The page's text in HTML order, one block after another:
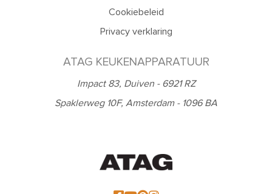
Cookiebeleid
Privacy verklaring
ATAG KEUKENAPPARATUUR
Impact 83, Duiven - 6921 RZ
Spaklerweg 10F, Amsterdam - 1096 BA